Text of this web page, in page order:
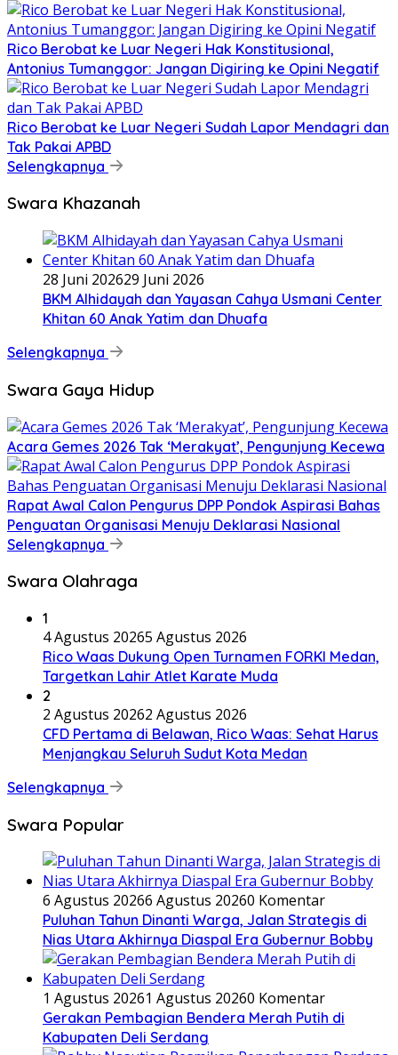
Rico Berobat ke Luar Negeri Hak Konstitusional,
Antonius Tumanggor: Jangan Digiring ke Opini Negatif
Rico Berobat ke Luar Negeri Sudah Lapor Mendagri dan
Tak Pakai APBD
Selengkapnya
Swara Khazanah
28 Juni 202629 Juni 2026
BKM Alhidayah dan Yayasan Cahya Usmani Center
Khitan 60 Anak Yatim dan Dhuafa
Selengkapnya
Swara Gaya Hidup
Acara Gemes 2026 Tak ‘Merakyat’, Pengunjung Kecewa
Rapat Awal Calon Pengurus DPP Pondok Aspirasi Bahas
Penguatan Organisasi Menuju Deklarasi Nasional
Selengkapnya
Swara Olahraga
1
4 Agustus 20265 Agustus 2026
Rico Waas Dukung Open Turnamen FORKI Medan,
Targetkan Lahir Atlet Karate Muda
2
2 Agustus 20262 Agustus 2026
CFD Pertama di Belawan, Rico Waas: Sehat Harus
Menjangkau Seluruh Sudut Kota Medan
Selengkapnya
Swara Popular
6 Agustus 20266 Agustus 20260 Komentar
Puluhan Tahun Dinanti Warga, Jalan Strategis di
Nias Utara Akhirnya Diaspal Era Gubernur Bobby
1 Agustus 20261 Agustus 20260 Komentar
Gerakan Pembagian Bendera Merah Putih di
Kabupaten Deli Serdang